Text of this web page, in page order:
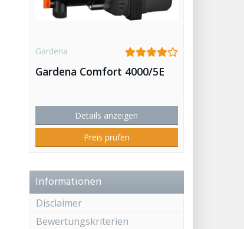
Gardena
Gardena Comfort 4000/5E
Details anzeigen
Preis prüfen
Informationen
Disclaimer
Bewertungskriterien